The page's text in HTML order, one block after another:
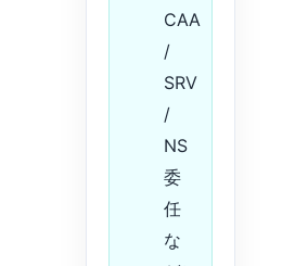
CAA
/
SRV
/
NS
委
任
な